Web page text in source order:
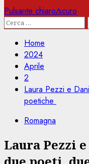
Pulsante chiaro/scuro
Ricerca
Home
2024
Aprile
2
Laura Pezzi e
poetiche
Romagna
Laura Pezzi